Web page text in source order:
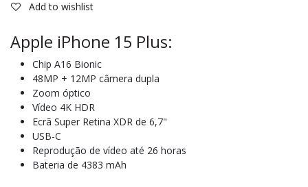
Add to wishlist
Apple iPhone 15 Plus:
Chip A16 Bionic
48MP + 12MP câmera dupla
Zoom óptico
Vídeo 4K HDR
Ecrã Super Retina XDR de 6,7"
USB-C
Reprodução de vídeo até 26 horas
Bateria de 4383 mAh